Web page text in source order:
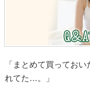
「まとめて買ってお
れてた…。」